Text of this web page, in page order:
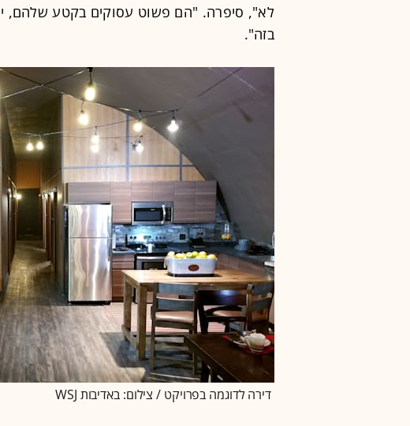
לא", סיפרה. "הם פשוט עסוקים בקטע שלהם,
בזה".
דירה לדוגמה בפרויקט / צילום: באדיבות WSJ